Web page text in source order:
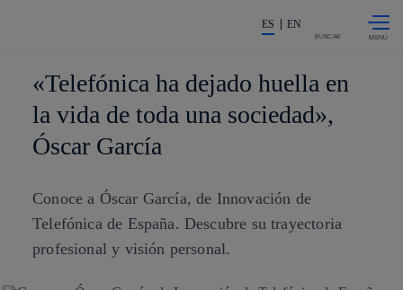
La acción en accionistas e
ES EN
BUSCAR
«Telefónica ha dejado huella en
la vida de toda una sociedad»,
Óscar García
Conoce a Óscar García, de Innovación de
Telefónica de España. Descubre su trayectoria
profesional y visión personal.